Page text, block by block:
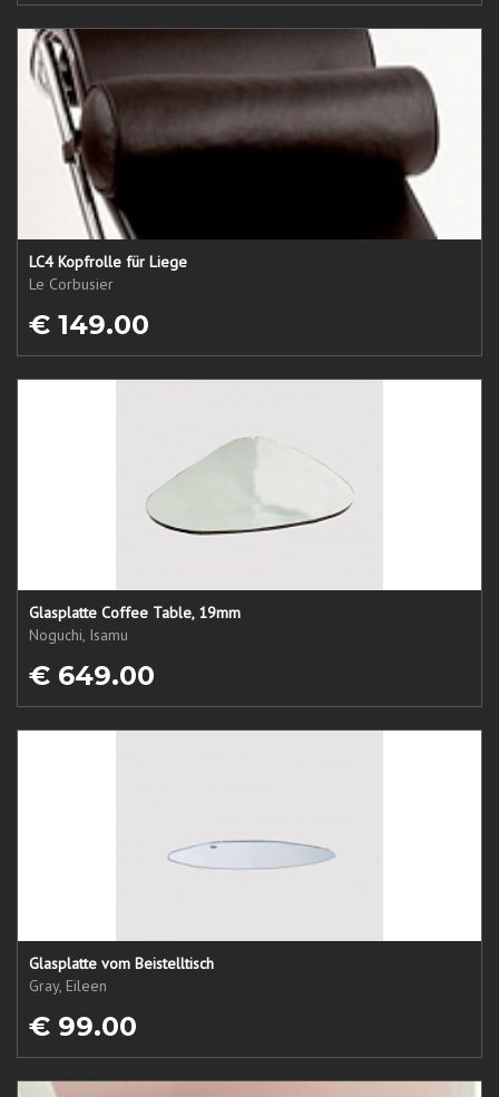
LC4 Kopfrolle für Liege
Le Corbusier
€ 149.00
Glasplatte Coffee Table, 19mm
Noguchi, Isamu
€ 649.00
Glasplatte vom Beistelltisch
Gray, Eileen
€ 99.00